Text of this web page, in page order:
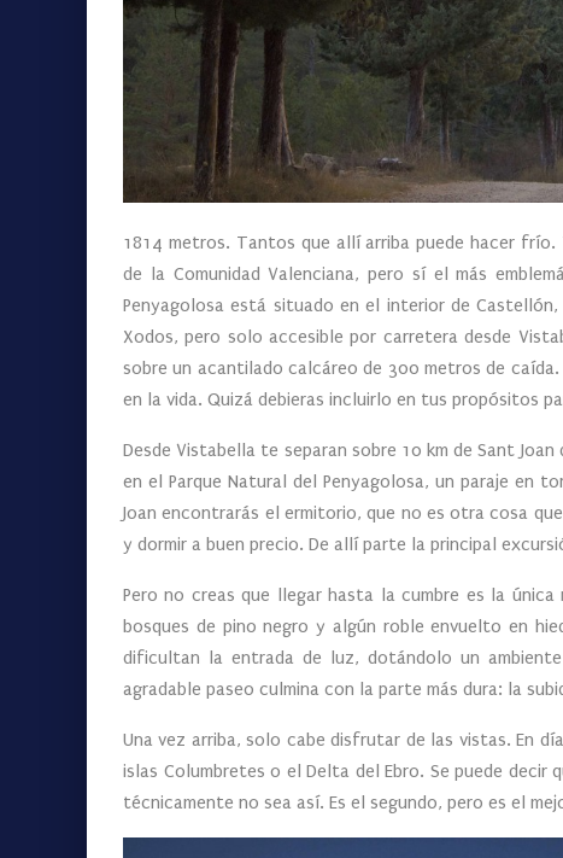
1814 metros. Tantos que allí arriba puede hacer
de la Comunidad Valenciana, pero sí el más
Penyagolosa está situado en el interior de
Xodos, pero solo accesible por carretera desde
sobre un acantilado calcáreo de 300 metros de
en la vida. Quizá debieras incluirlo en tus propósitos
Desde Vistabella te separan sobre 10 km de Sant
en el Parque Natural del Penyagolosa, un paraje en
Joan encontrarás el ermitorio, que no es otra cosa
y dormir a buen precio. De allí parte la principal
Pero no creas que llegar hasta la cumbre es la única
bosques de pino negro y algún roble envuelto en
dificultan la entrada de luz, dotándolo un
agradable paseo culmina con la parte más dura: la
Una vez arriba, solo cabe disfrutar de las vistas. En
islas Columbretes o el Delta del Ebro. Se puede decir
técnicamente no sea así. Es el segundo, pero es el